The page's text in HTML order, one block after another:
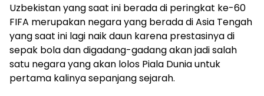
Uzbekistan yang saat ini berada di peringkat ke-60
FIFA merupakan negara yang berada di Asia Tengah
yang saat ini lagi naik daun karena prestasinya di
sepak bola dan digadang-gadang akan jadi salah
satu negara yang akan lolos Piala Dunia untuk
pertama kalinya sepanjang sejarah.